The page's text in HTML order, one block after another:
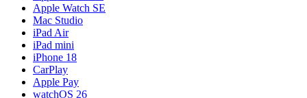
Apple Watch SE
Mac Studio
iPad Air
iPad mini
iPhone 18
CarPlay
Apple Pay
watchOS 26